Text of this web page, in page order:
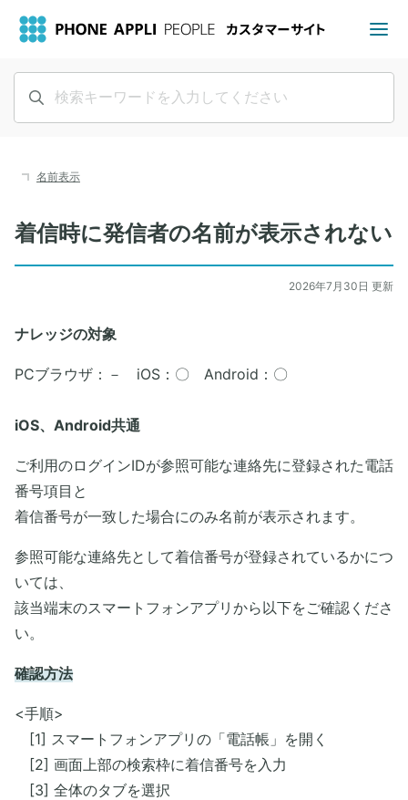
名前表示
着信時に発信者の名前が表示されない
2026年7月30日 更新
ナレッジの対象
PCブラウザ：－ iOS：〇 Android：〇
iOS、Android共通
ご利用のログインIDが参照可能な連絡先に登録された電話
番号項目と
着信番号が一致した場合にのみ名前が表示されます。
参照可能な連絡先として着信番号が登録されているかにつ
いては、
該当端末のスマートフォンアプリから以下をご確認くださ
い。
確認方法
<手順>
[1] スマートフォンアプリの「電話帳」を開く
[2] 画面上部の検索枠に着信番号を入力
[3] 全体のタブを選択